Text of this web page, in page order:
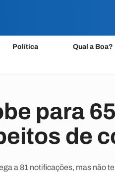
Política Qual a Boa?
para
de
a 81 notificações, mas não